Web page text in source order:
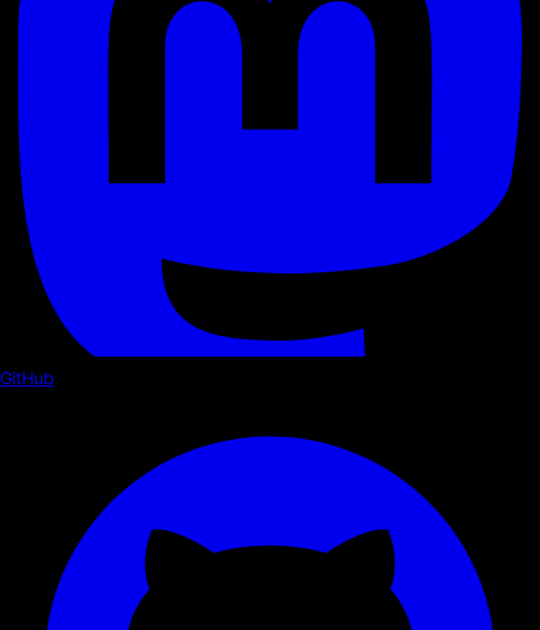
GitHub